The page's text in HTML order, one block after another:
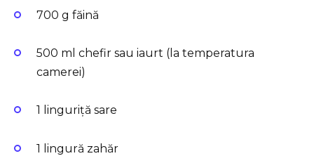
700 g făină
500 ml chefir sau iaurt (la temperatura
camerei)
1 linguriță sare
1 lingură zahăr